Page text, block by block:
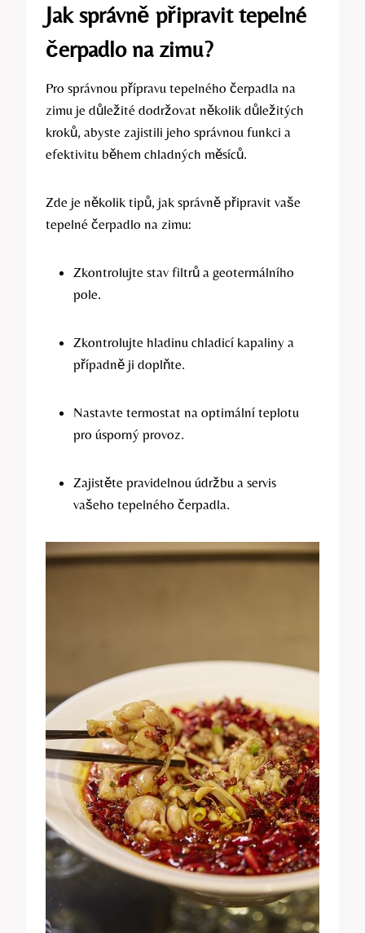
Jak správně připravit tepelné
čerpadlo na zimu?
Pro správnou přípravu tepelného čerpadla na
zimu je důležité dodržovat několik důležitých
kroků, abyste zajistili jeho správnou funkci a
efektivitu během chladných měsíců.
Zde je několik tipů, jak správně připravit vaše
tepelné čerpadlo na zimu:
Zkontrolujte stav filtrů a geotermálního
pole.
Zkontrolujte hladinu chladicí kapaliny a
případně ji doplňte.
Nastavte termostat na optimální teplotu
pro úsporný provoz.
Zajistěte pravidelnou údržbu a servis
vašeho tepelného čerpadla.